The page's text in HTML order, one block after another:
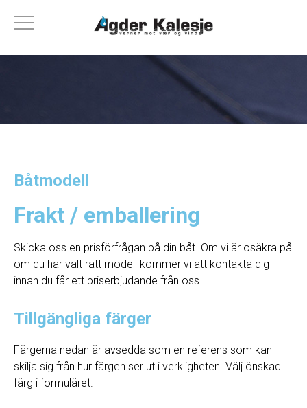
Båtmodell
Frakt / emballering
Skicka oss en prisförfrågan på din båt. Om vi ​​är osäkra på
om du har valt rätt modell kommer vi att kontakta dig
innan du får ett priserbjudande från oss.
Tillgängliga färger
Färgerna nedan är avsedda som en referens som kan
skilja sig från hur färgen ser ut i verkligheten. Välj önskad
färg i formuläret.